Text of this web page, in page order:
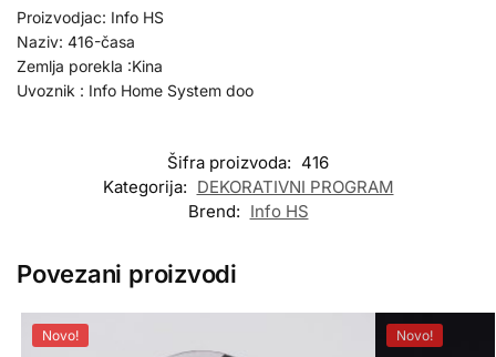
Proizvodjac: Info HS
Naziv: 416-časa
Zemlja porekla :Kina
Uvoznik : Info Home System doo
Šifra proizvoda: 416
Kategorija: DEKORATIVNI PROGRAM
Brend: Info HS
Povezani proizvodi
Novo! Novo!